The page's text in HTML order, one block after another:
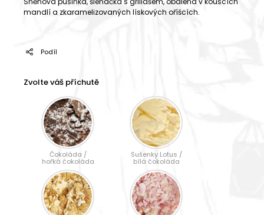
mandlí a zkaramelizovaných lískových oříšcích.
Podíl
Zvolte váš příchutě
Čokoláda /
hořká čokoláda
Sušenky Lotus /
bílá čokoláda